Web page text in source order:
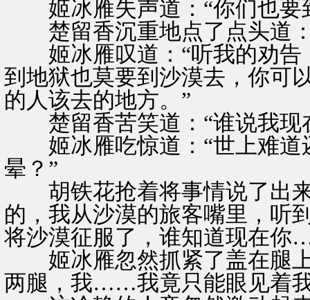
姬冰雁失声道：“你们也要
楚留香沉重地点了点头道：
姬冰雁叹道：“听我的劝告
到地狱也莫要到沙漠去，你可
的人该去的地方。”
楚留香苦笑道：“谁说我现
姬冰雁吃惊道：“世上难道
晕？”
胡铁花抢着将事情说了出来
的，我从沙漠的旅客嘴里，听
将沙漠征服了，谁知道现在
姬冰雁忽然抓紧了盖在腿上
两腿，我……我竟只能眼见